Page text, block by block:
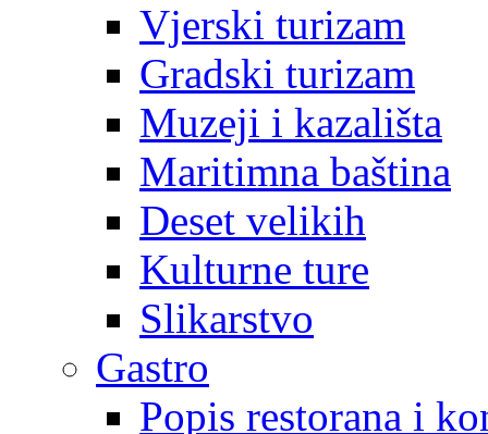
Vjerski turizam
Gradski turizam
Muzeji i kazališta
Maritimna baština
Deset velikih
Kulturne ture
Slikarstvo
Gastro
Popis restorana i